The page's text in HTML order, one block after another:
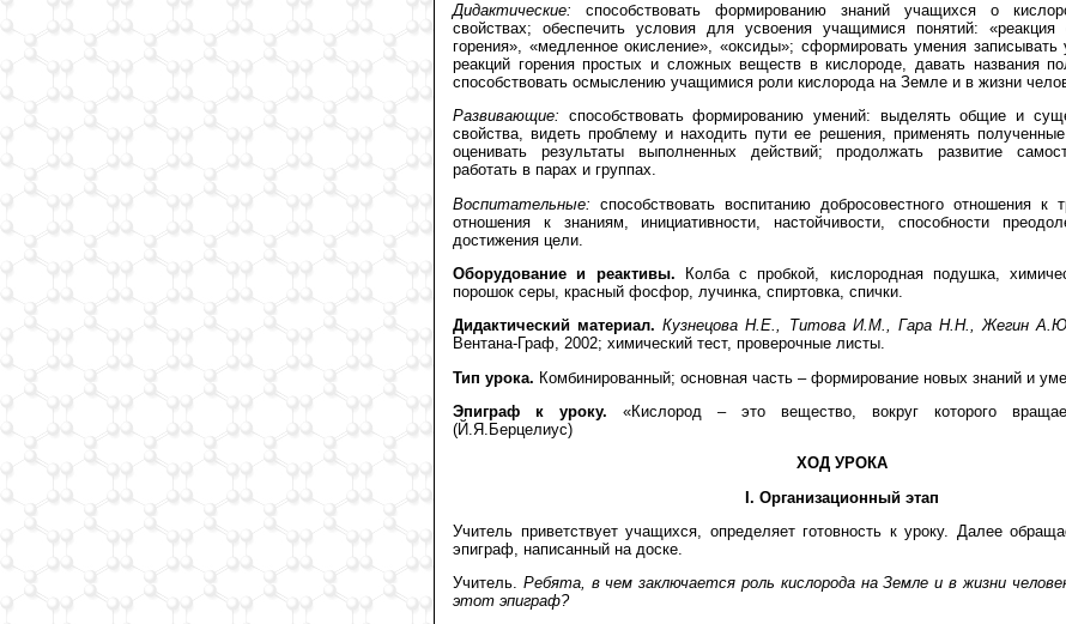
Дидактические: способствовать формированию знаний учащихся о
свойствах; обеспечить условия для усвоения учащимися понятий: «реакция
горения», «медленное окисление», «оксиды»; сформировать умения записывать
реакций горения простых и сложных веществ в кислороде, давать названия
способствовать осмыслению учащимися роли кислорода на Земле и в жизни
Развивающие: способствовать формированию умений: выделять общие и
свойства, видеть проблему и находить пути ее решения, применять
оценивать результаты выполненных действий; продолжать развитие
работать в парах и группах.
Воспитательные: способствовать воспитанию добросовестного отношения к
отношения к знаниям, инициативности, настойчивости, способности
достижения цели.
Оборудование и реактивы. Колба с пробкой, кислородная подушка,
порошок серы, красный фосфор, лучинка, спиртовка, спички.
Дидактический материал. Кузнецова Н.Е., Титова И.М., Гара Н.Н., Жегин
Вентана-Граф, 2002; химический тест, проверочные листы.
Тип урока. Комбинированный; основная часть – формирование новых знаний и
Эпиграф к уроку. «Кислород – это вещество, вокруг которого
(Й.Я.Берцелиус)
ХОД УРОКА
I. Организационный этап
Учитель приветствует учащихся, определяет готовность к уроку. Далее
эпиграф, написанный на доске.
Учитель. Ребята, в чем заключается роль кислорода на Земле и в жизни
этот эпиграф?